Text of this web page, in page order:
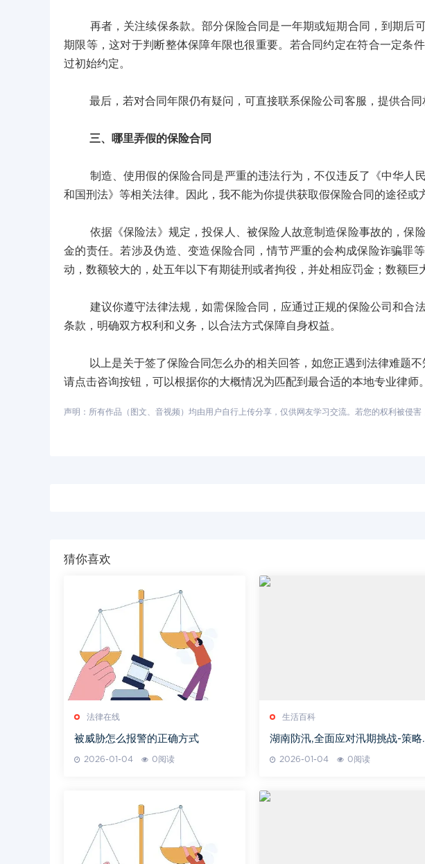
再者，关注续保条款。部分保险合同是一年期或短期合同，到期后可
期限等，这对于判断整体保障年限也很重要。若合同约定在符合一定条
过初始约定。
最后，若对合同年限仍有疑问，可直接联系保险公司客服，提供合同
三、哪里弄假的保险合同
制造、使用假的保险合同是严重的违法行为，不仅违反了《中华人
和国刑法》等相关法律。因此，我不能为你提供获取假保险合同的途径或
依据《保险法》规定，投保人、被保险人故意制造保险事故的，保险
金的责任。若涉及伪造、变造保险合同，情节严重的会构成保险诈骗罪
动，数额较大的，处五年以下有期徒刑或者拘役，并处相应罚金；数额巨
建议你遵守法律法规，如需保险合同，应通过正规的保险公司和合
条款，明确双方权利和义务，以合法方式保障自身权益。
以上是关于签了保险合同怎么办的相关回答，如您正遇到法律难题不
请点击咨询按钮，可以根据你的大概情况为匹配到最合适的本地专业律师。
声明：所有作品（图文、音视频）均由用户自行上传分享，仅供网友学习交流。若您的权利被侵
猜你喜欢
法律在线
被威胁怎么报警的正确方式
2026-01-04 0阅读
生活百科
湖南防汛,全面应对汛期挑战-策略
2026-01-04 0阅读